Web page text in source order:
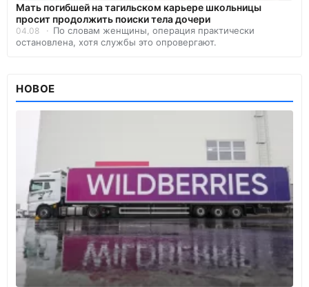
Мать погибшей на тагильском карьере школьницы
просит продолжить поиски тела дочери
04.08
По словам женщины, операция практически
остановлена, хотя службы это опровергают.
НОВОЕ